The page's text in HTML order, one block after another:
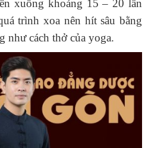
xuống khoảng 15 – 20 lần
trình xoa nên hít sâu bằng
như cách thở của yoga.